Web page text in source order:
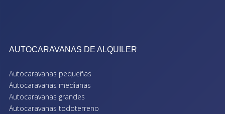
AUTOCARAVANAS DE ALQUILER
Autocaravanas pequeñas
Autocaravanas medianas
Autocaravanas grandes
Autocaravanas todoterreno